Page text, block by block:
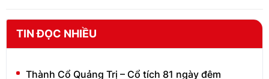
TIN ĐỌC NHIỀU
Thành Cổ Quảng Trị – Cổ tích 81 ngày đêm